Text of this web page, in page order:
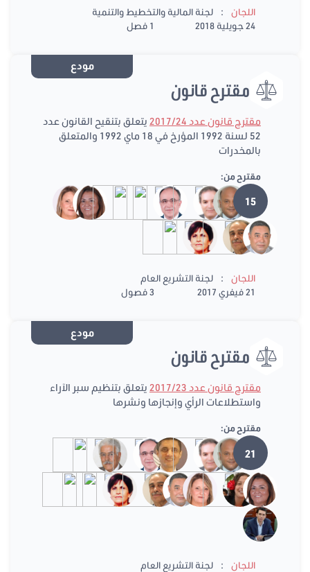
اللجان :
لجنة المالية والتخطيط والتنمية
24 جويلية 2018
1 فصل
مودع
مقترح قانون
مقترح قانون عدد 2017/24
يتعلق بتنقيح القانون عدد
52 لسنة 1992 المؤرخ في 18 ماي 1992 والمتعلق
بالمخدرات
مقترح من:
15
اللجان :
لجنة التشريع العام
21 فيفري 2017
3 فصول
مودع
مقترح قانون
مقترح قانون عدد 2017/23
يتعلق بتنظيم سبر الآراء
واستطلاعات الرأي وإنجازها ونشرها
مقترح من:
21
اللجان :
لجنة التشريع العام